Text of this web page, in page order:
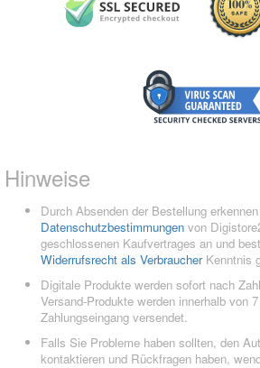
Hinweise
Durch Absenden der Bestellung
Datenschutzbestimmungen von
geschlossenen Kaufvertrages an und
Widerrufsrecht als VerbraucherKenntnis
Digitale Produkte werden sofort nach
Versand-Produkte werden innerhalb von
Zahlungseingang versendet.
Falls Sie Probleme haben sollten, den
kontaktieren und Rückfragen haben,